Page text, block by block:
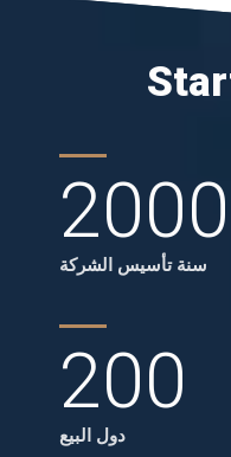
2000
سنة تأسيس الشركة
200
دول البيع